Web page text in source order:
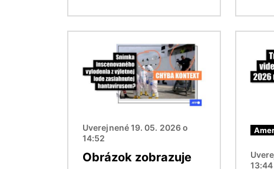
Uverejnené 19. 05. 2026 o
14:52
Obrázok zobrazuje
13:44